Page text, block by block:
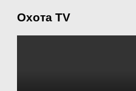
Охота TV